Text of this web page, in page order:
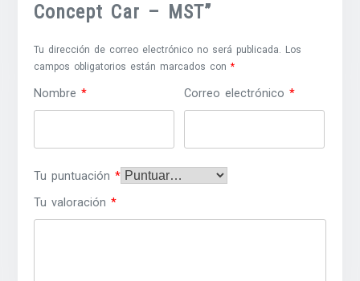
Concept Car – MST”
Tu dirección de correo electrónico no será publicada. Los
campos obligatorios están marcados con*
Nombre* Correo electrónico*
Tu puntuación*
Tu valoración*